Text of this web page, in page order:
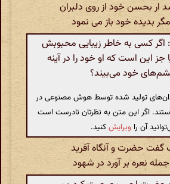
ار بحسن خود از روی دلبران
بدیده خود باز می نمود
کسی به خاطر زیبایی محبوبش
جز این است که او خود را در آینه
خود می‌بیند؟
تولید شده توسط هوش مصنوعی در
اگر این متن به نظرتان نادرست است
آن را ویرایشکنید.
گفت حضرت و آنگاه آفرید
نعره بر آورد در شهود